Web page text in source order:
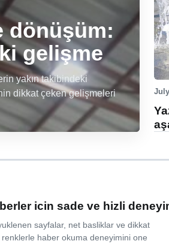
dönüşüm:
gelişme
yakın takibindeki
dikkat çeken gelişmeleri
icin sade ve hizli
sayfalar, net basliklar ve dikkat
haber okuma deneyimini one